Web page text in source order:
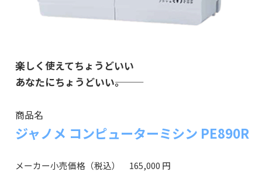
楽しく使えてちょうどいい
あなたにちょうどいい―――。
商品名
ジャノメ コンピューターミシン PE890R
メーカー小売価格（税込） 165,000 円